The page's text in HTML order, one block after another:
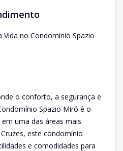
no Condomínio Spazio
o conforto, a segurança e
Spazio Miró é o
uma das áreas mais
este condomínio
e comodidades para